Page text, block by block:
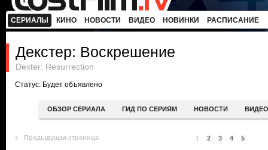
СЕРИАЛЫ КИНО НОВОСТИ ВИДЕО НОВИНКИ РАСПИСАНИЕ
Декстер: Воскрешение
Dexter: Resurrection
Статус: Будет объявлено
ОБЗОР СЕРИАЛА ГИД ПО СЕРИЯМ НОВОСТИ ВИДЕО
Предыдущая страница 1 2 3 4 5